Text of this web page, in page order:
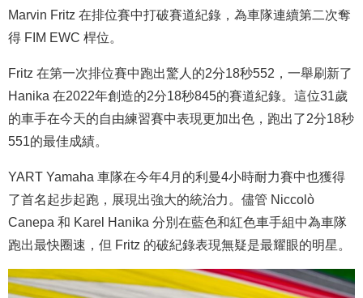
Marvin Fritz 在排位賽中打破賽道紀錄，為車隊連續第二次奪
得 FIM EWC 桿位。
Fritz 在第一次排位賽中跑出驚人的2分18秒552，一舉刷新了
Hanika 在2022年創造的2分18秒845的賽道紀錄。這位31歲
的車手在今天的自由練習賽中表現更加出色，跑出了2分18秒
551的最佳成績。
YART Yamaha 車隊在今年4月的利曼4小時耐力賽中也獲得
了首名起步起跑，展現出強大的統治力。儘管 Niccolò
Canepa 和 Karel Hanika 分別在藍色和紅色車手組中為車隊
跑出最快圈速，但 Fritz 的破紀錄表現無疑是最耀眼的明星。